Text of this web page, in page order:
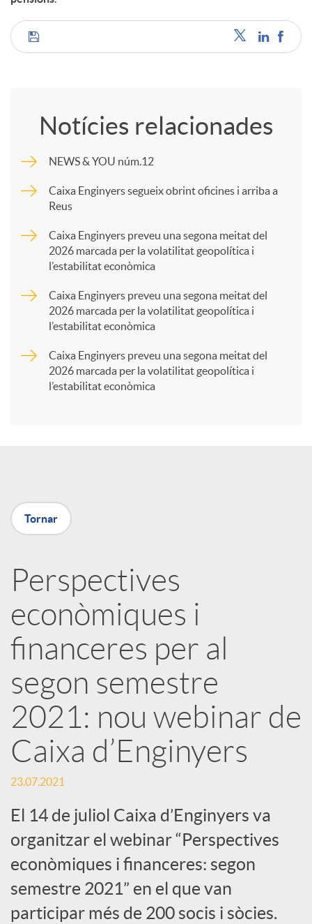
C
m
p
a
X
r
x
e
s
S
o
c
i
Notícies relacionades
NEWS & YOU núm.12
Caixa Enginyers segueix obrint oficines i arriba a
Reus
Caixa Enginyers preveu una segona meitat del
2026 marcada per la volatilitat geopolítica i
l’estabilitat econòmica
Caixa Enginyers preveu una segona meitat del
2026 marcada per la volatilitat geopolítica i
l’estabilitat econòmica
Caixa Enginyers preveu una segona meitat del
2026 marcada per la volatilitat geopolítica i
l’estabilitat econòmica
Tornar
Perspectives
econòmiques i
financeres per al
segon semestre
2021: nou webinar de
Caixa d’Enginyers
23.07.2021
El 14 de juliol Caixa d’Enginyers va
organitzar el webinar “Perspectives
econòmiques i financeres: segon
semestre 2021” en el que van
participar més de 200 socis i sòcies.